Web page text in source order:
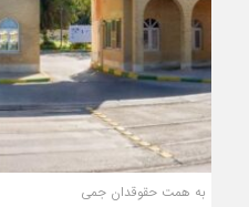
به همت حقوقدان جمی